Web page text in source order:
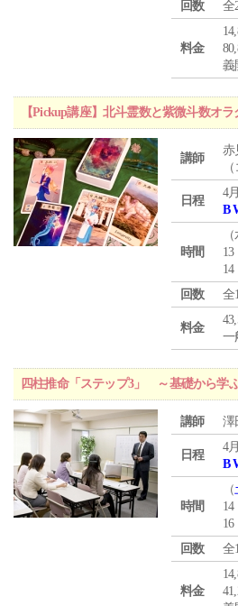
回数
全
料金
義
【Pickup講座】北斗霊数と紫微斗数オ
講師
赤
日程
4
B
時間
（
13
14
回数
全
料金
一
四柱推命「ステップ3」 ～基礎から学
講師
日程
4
B
時間
（
14
16
回数
全
料金